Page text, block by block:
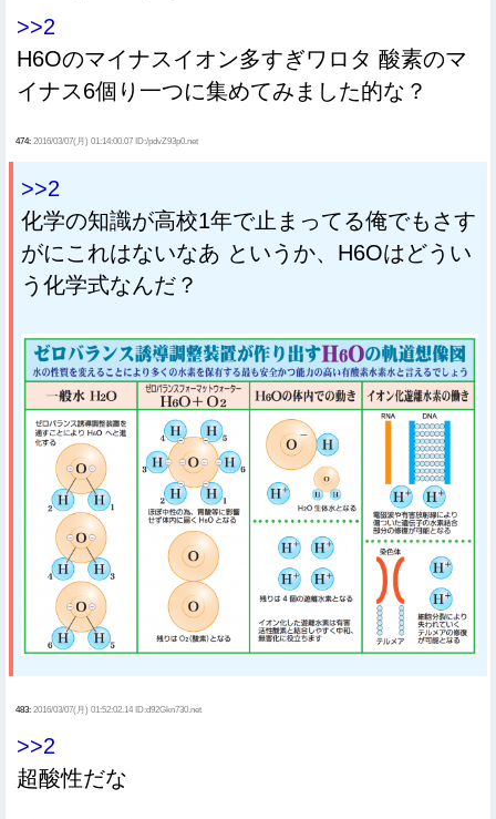
>>2
H6Oのマイナスイオン多すぎワロタ 酸素のマ
イナス6個り一つに集めてみました的な？
474: 2016/03/07(月) 01:14:00.07 ID:/pdvZ93p0.net
>>2
化学の知識が高校1年で止まってる俺でもさす
がにこれはないなあ というか、H6Oはどうい
う化学式なんだ？
483: 2016/03/07(月) 01:52:02.14 ID:d92Gkn730.net
>>2
超酸性だな